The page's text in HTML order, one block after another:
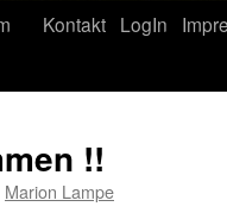
Kontakt LogIn
!!
Marion Lampe